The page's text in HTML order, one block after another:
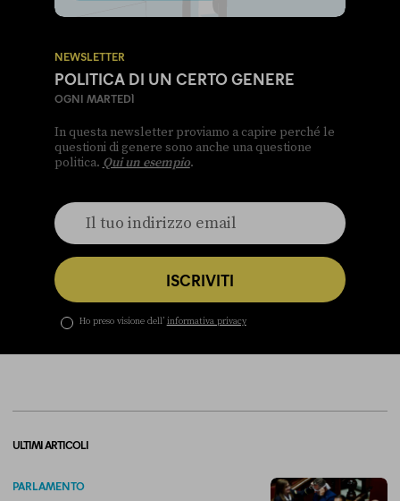
NEWSLETTER
POLITICA DI UN CERTO GENERE
OGNI MARTEDÌ
In questa newsletter proviamo a capire perché le
questioni di genere sono anche una questione
politica. Qui un esempio.
ISCRIVITI
Ho preso visione dell’ informativa privacy
ULTIMI ARTICOLI
PARLAMENTO